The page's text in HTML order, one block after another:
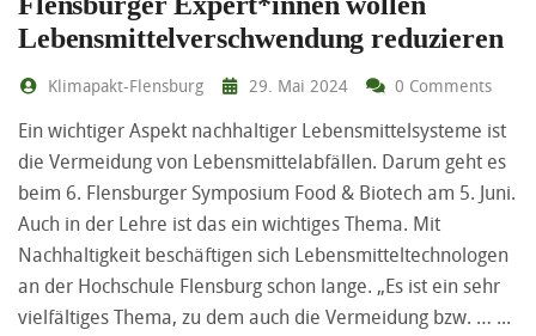
Lebensmittelverschwendung reduzieren
Klimapakt-Flensburg 29. Mai 2024 0 Comments
Ein wichtiger Aspekt nachhaltiger Lebensmittelsysteme ist
die Vermeidung von Lebensmittelabfällen. Darum geht es
beim 6. Flensburger Symposium Food & Biotech am 5. Juni.
Auch in der Lehre ist das ein wichtiges Thema. Mit
Nachhaltigkeit beschäftigen sich Lebensmitteltechnologen
an der Hochschule Flensburg schon lange. „Es ist ein sehr
vielfältiges Thema, zu dem auch die Vermeidung bzw. …